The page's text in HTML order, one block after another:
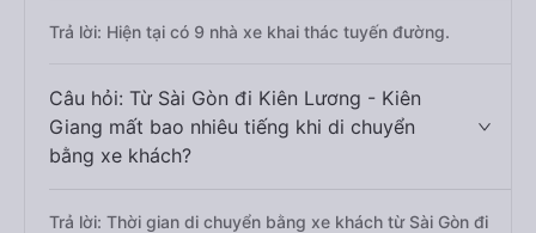
Trả lời: Hiện tại có 9 nhà xe khai thác tuyến đường.
Câu hỏi: Từ Sài Gòn đi Kiên Lương - Kiên
Giang mất bao nhiêu tiếng khi di chuyển
bằng xe khách?
Trả lời: Thời gian di chuyển bằng xe khách từ Sài Gòn đi